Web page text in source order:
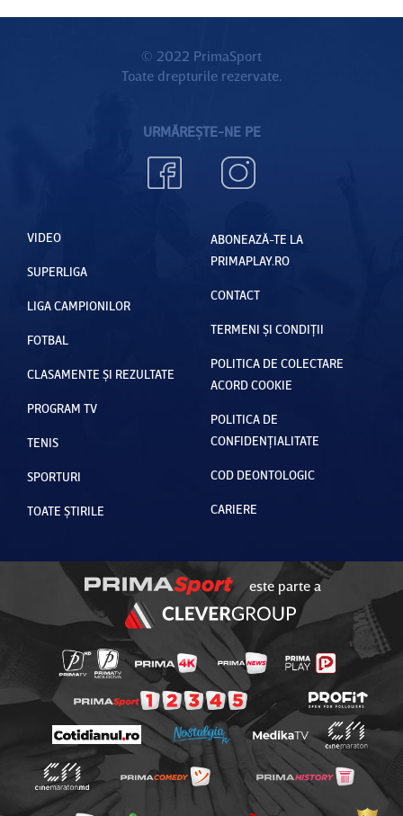
© 2022 PrimaSport
Toate drepturile rezervate.
URMĂREȘTE-NE PE
VIDEO
SUPERLIGA
LIGA CAMPIONILOR
FOTBAL
CLASAMENTE ȘI REZULTATE
PROGRAM TV
TENIS
SPORTURI
TOATE ȘTIRILE
ABONEAZĂ-TE LA
PRIMAPLAY.RO
CONTACT
TERMENI ȘI CONDIȚII
POLITICA DE COLECTARE
ACORD COOKIE
POLITICA DE
CONFIDENȚIALITATE
COD DEONTOLOGIC
CARIERE
este parte a